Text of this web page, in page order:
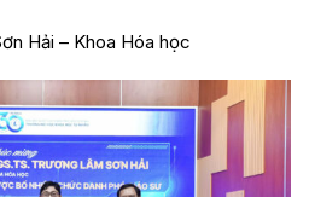
Hải – Khoa Hóa học